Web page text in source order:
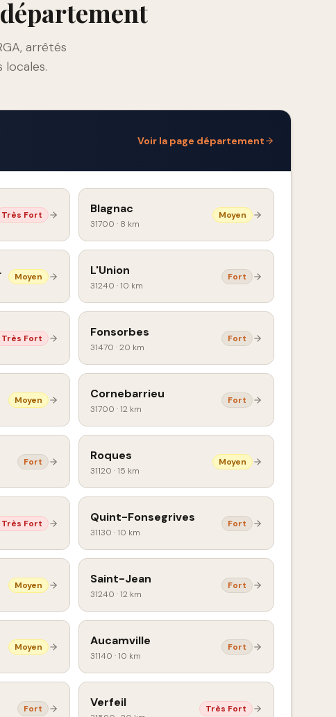
arrêtés
Voir la page département
Très Fort Blagnac
31700 · 8 km
Moyen
Moyen L'Union
31240 · 10 km
Fort
Très Fort Fonsorbes
31470 ·20 km
Fort
Moyen Cornebarrieu
31700 · 12 km
Fort
Fort Roques
31120 · 15 km
Moyen
Très Fort Quint-Fonsegrives
31130 · 10 km
Fort
Moyen Saint-Jean
31240 · 12 km
Fort
Moyen Aucamville
31140 · 10 km
Fort
Fort Verfeil Très Fort